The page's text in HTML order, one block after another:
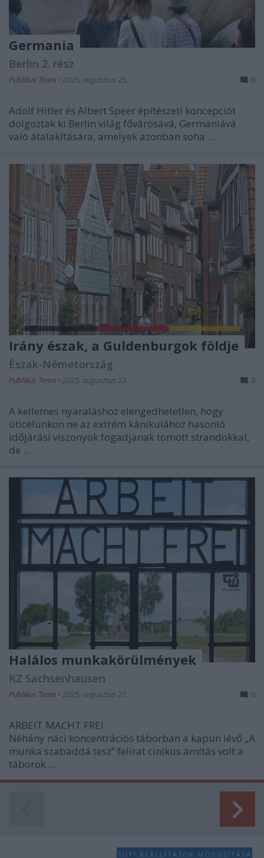
Germania
Berlin 2. rész
Publikus Team • 2025. augusztus 25. 0
Adolf Hitler és Albert Speer építészeti koncepciót
dolgoztak ki Berlin világ fővárosává, Germaniává
való átalakítására, amelyek azonban soha ...
Irány észak, a Guldenburgok földje
Észak-Németország
Publikus Team • 2025. augusztus 22. 0
A kellemes nyaraláshoz elengedhetetlen, hogy
úticélunkon ne az extrém kánikulához hasonló
időjárási viszonyok fogadjanak tömött strandokkal,
de ...
Halálos munkakörülmények
KZ Sachsenhausen
Publikus Team • 2025. augusztus 21. 0
ARBEIT MACHT FREI
Néhány náci koncentrációs táborban a kapun lévő „A
munka szabaddá tesz” felirat cinikus ámítás volt a
táborok ...
SÜTI BEÁLLÍTÁSOK MÓDOSÍTÁSA